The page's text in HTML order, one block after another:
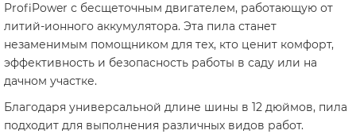
ProfiPower с бесщеточным двигателем, работающую от
литий-ионного аккумулятора. Эта пила станет
незаменимым помощником для тех, кто ценит комфорт,
эффективность и безопасность работы в саду или на
дачном участке.
Благодаря универсальной длине шины в 12 дюймов, пила
подходит для выполнения различных видов работ.